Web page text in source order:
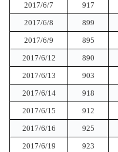
2017/6/7
917
2017/6/8
899
2017/6/9
895
2017/6/12
890
2017/6/13
903
2017/6/14
918
2017/6/15
912
2017/6/16
925
2017/6/19
923